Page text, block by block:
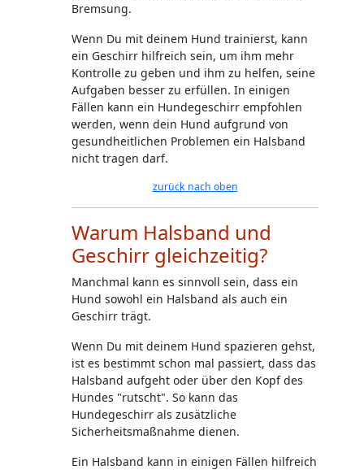
Bremsung.
Wenn Du mit deinem Hund trainierst, kann
ein Geschirr hilfreich sein, um ihm mehr
Kontrolle zu geben und ihm zu helfen, seine
Aufgaben besser zu erfüllen. In einigen
Fällen kann ein Hundegeschirr empfohlen
werden, wenn dein Hund aufgrund von
gesundheitlichen Problemen ein Halsband
nicht tragen darf.
zurück nach oben
Warum Halsband und
Geschirr gleichzeitig?
Manchmal kann es sinnvoll sein, dass ein
Hund sowohl ein Halsband als auch ein
Geschirr trägt.
Wenn Du mit deinem Hund spazieren gehst,
ist es bestimmt schon mal passiert, dass das
Halsband aufgeht oder über den Kopf des
Hundes "rutscht". So kann das
Hundegeschirr als zusätzliche
Sicherheitsmaßnahme dienen.
Ein Halsband kann in einigen Fällen hilfreich